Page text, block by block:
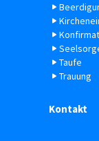
Taufe
Trauung
Kontakt